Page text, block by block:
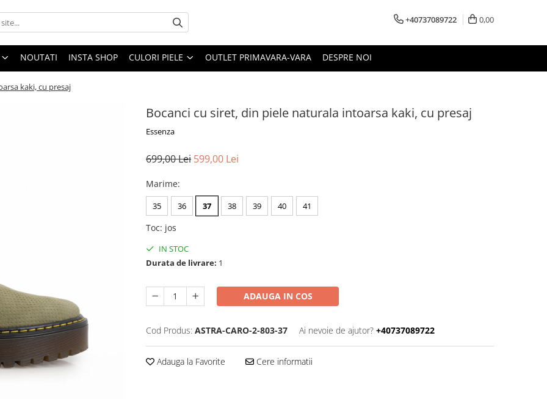
+40737089722 0,00
NOUTATI INSTA SHOP CULORI PIELE OUTLET PRIMAVARA-VARA DESPRE NOI
kaki, cu presaj
Bocanci cu siret, din piele naturala intoarsa kaki, cu presaj
Essenza
699,00 Lei 599,00 Lei
Marime:
35 36 37 38 39 40 41
Toc: jos
IN STOC
Durata de livrare: 1
ADAUGA IN COS
Cod Produs: ASTRA-CARO-2-803-37 Ai nevoie de ajutor? +40737089722
Adauga la Favorite Cere informatii